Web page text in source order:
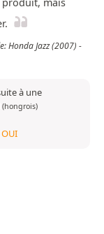
Honda Jazz (2007) -
à une
OUI